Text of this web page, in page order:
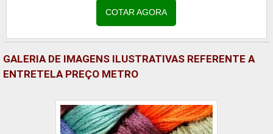
artesanal. O produto...COTAR AGORA
GALERIA DE IMAGENS ILUSTRATIVAS REFERENTE A
ENTRETELA PREÇO METRO